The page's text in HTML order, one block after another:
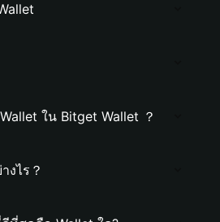
ใน Bitget Wallet ？
งไร？